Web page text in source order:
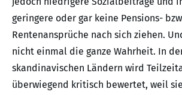
geringere oder gar keine Pensions-
Rentenansprüche nach sich ziehen.
nicht einmal die ganze Wahrheit. In
skandinavischen Ländern wird
überwiegend kritisch bewertet, weil